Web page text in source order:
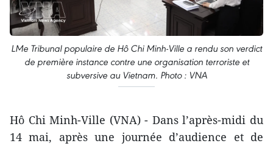
LMe Tribunal populaire de Hô Chi Minh-Ville a rendu son verdict
de première instance contre une organisation terroriste et
subversive au Vietnam. Photo : VNA
Hô Chi Minh-Ville (VNA) - Dans l’après-midi du
14 mai, après une journée d’audience et de